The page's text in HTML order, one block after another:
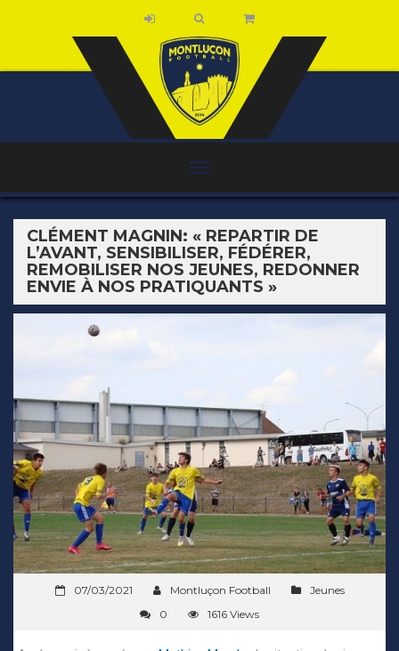
CLÉMENT MAGNIN: « REPARTIR DE
L’AVANT, SENSIBILISER, FÉDÉRER,
REMOBILISER NOS JEUNES, REDONNER
ENVIE À NOS PRATIQUANTS »
07/03/2021 Montluçon Football
Jeunes
0
1616 Views